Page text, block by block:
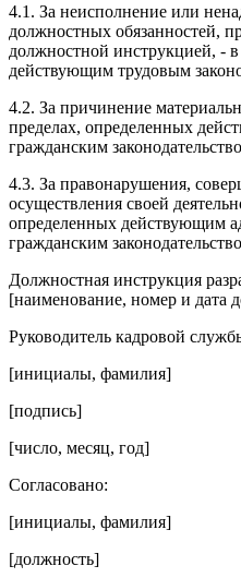
4.1. За неисполнение или
должностных обязанностей,
должностной инструкцией, -
действующим трудовым
4.2. За причинение
пределах, определенных
гражданским
4.3. За правонарушения,
осуществления своей
определенных действующим
гражданским
Должностная инструкция
[наименование, номер и дата
Руководитель кадровой
[инициалы, фамилия]
[подпись]
[число, месяц, год]
Согласовано:
[инициалы, фамилия]
[должность]